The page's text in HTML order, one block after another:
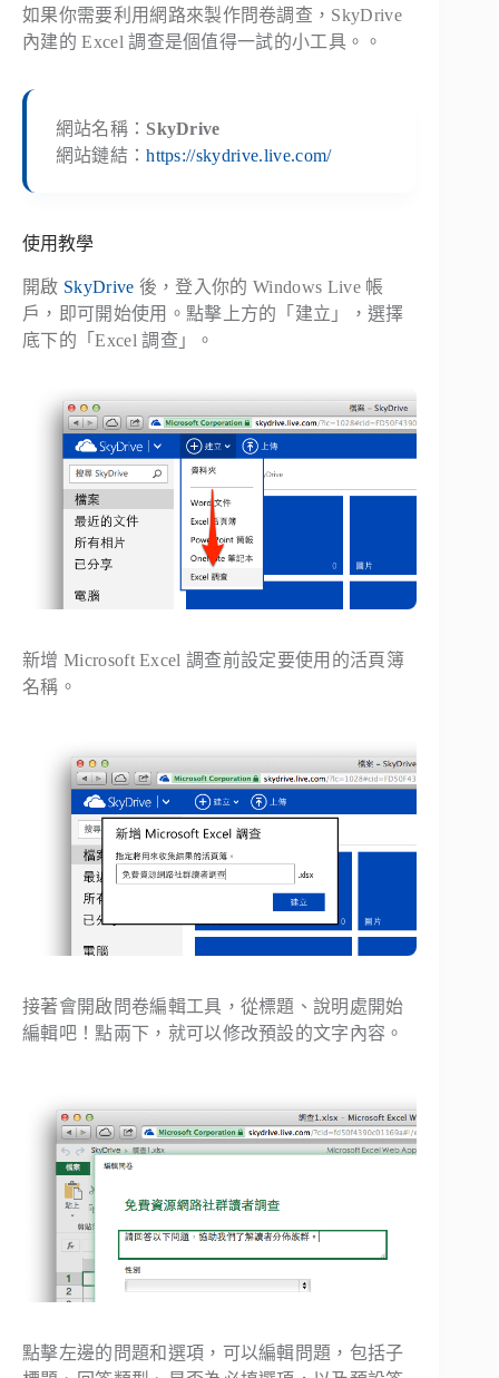
如果你需要利用網路來製作問卷調查，SkyDrive
內建的 Excel 調查是個值得一試的小工具。。
網站名稱： SkyDrive
網站鏈結：https://skydrive.live.com/
使用教學
開啟 SkyDrive 後，登入你的 Windows Live 帳
戶，即可開始使用。點擊上方的「建立」，選擇
底下的「Excel 調查」。
新增 Microsoft Excel 調查前設定要使用的活頁簿
名稱。
接著會開啟問卷編輯工具，從標題、說明處開始
編輯吧！點兩下，就可以修改預設的文字內容。
點擊左邊的問題和選項，可以編輯問題，包括子